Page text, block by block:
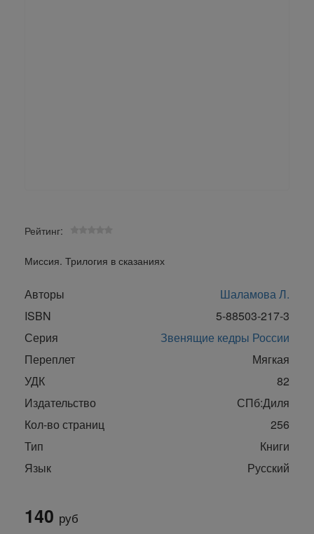
Рейтинг:
Миссия. Трилогия в сказаниях
Авторы
Шаламова Л.
ISBN
5-88503-217-3
Серия
Звенящие кедры России
Переплет
Мягкая
УДК
82
Издательство
СПб:Диля
Кол-во страниц
256
Тип
Книги
Язык
Русский
140 руб